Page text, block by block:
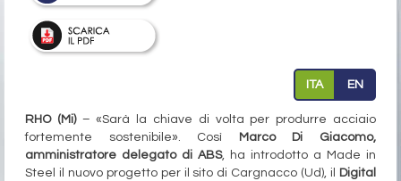
ITA EN
RHO (Mi)– «Sarà la chiave di volta per produrre acciaio
fortemente sostenibile». Così
Marco Di Giacomo,
amministratore delegato di ABS, ha introdotto a Made in
Steel il nuovo progetto per il sito di Cargnacco (Ud), il
Digital